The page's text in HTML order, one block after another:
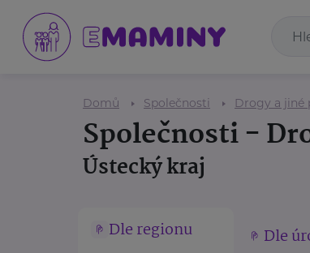
Domů Společnosti Drogy a jiné
Společnosti -
Ústecký kraj
Dle regionu Dle